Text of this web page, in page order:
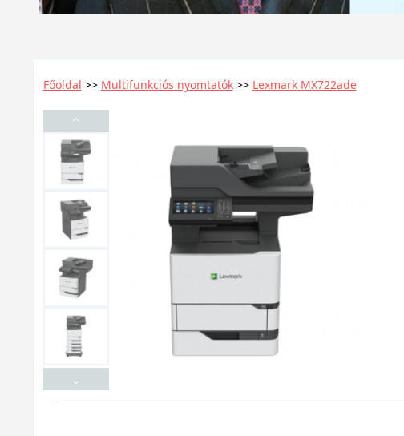
Főoldal >> Multifunkciós nyomtatók>> Lexmark MX722ade
⌃
⌄